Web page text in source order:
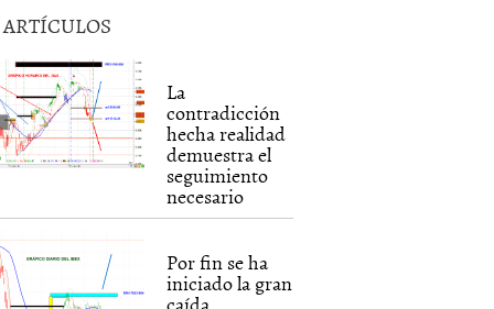
ARTÍCULOS
La
contradicción
hecha realidad
demuestra el
seguimiento
necesario
Por fin se ha
iniciado la gran